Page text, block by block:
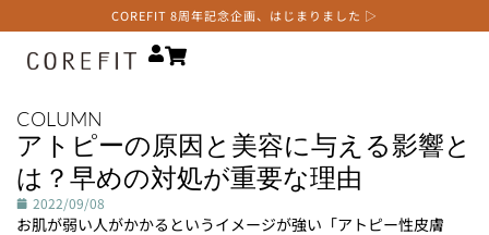
COREFIT 8周年記念企画、はじまりました ▷
COLUMN
アトピーの原因と美容に与える影響と
は？早めの対処が重要な理由
2022/09/08
お肌が弱い人がかかるというイメージが強い「アトピー性皮膚